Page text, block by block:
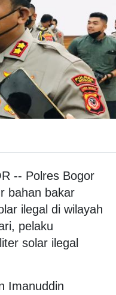
-- Polres Bogor
bahan bakar
ilegal di wilayah
pelaku
solar ilegal
Imanuddin